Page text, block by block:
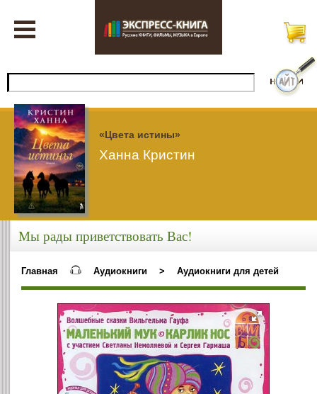
«Цвета истины»
Ханна Кристин
Мы рады приветствовать Вас!
Главная Аудиокниги > Аудиокниги для детей